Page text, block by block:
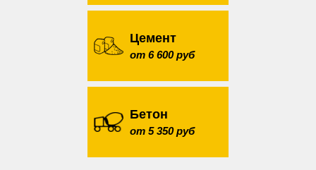
Цемент
от 6 600 руб
Бетон
от 5 350 руб